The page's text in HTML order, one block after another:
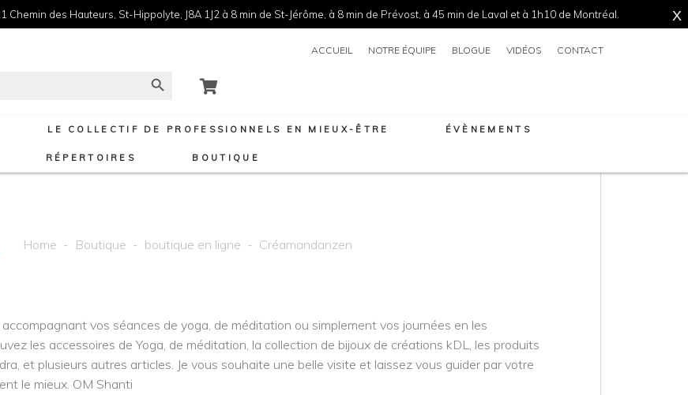
X
Chemin des Hauteurs, St-Hippolyte, J8A 1J2 à 8 min de St-Jérôme, à 8 min de Prévost, à 45 min de Laval et à 1h10 de Montréal.
ACCUEIL NOTRE ÉQUIPE BLOGUE VIDÉOS CONTACT
LE COLLECTIF DE PROFESSIONNELS EN MIEUX-ÊTRE ÉVÈNEMENTS
RÉPERTOIRES BOUTIQUE
Home - Boutique - boutique en ligne - Créamandanzen
vos séances de yoga, de méditation ou simplement vos journées en les
les accessoires de Yoga, de méditation, la collection de bijoux de créations kDL, les produits
et plusieurs autres articles. Je vous souhaite une belle visite et laissez vous guider par votre
le mieux. OM Shanti